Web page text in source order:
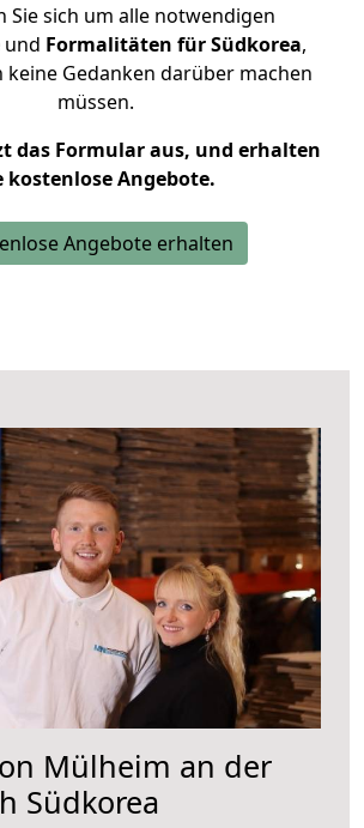
Sie sich um alle notwendigen
und Formalitäten für Südkorea,
keine Gedanken darüber machen
müssen.
das Formular aus, und erhalten
kostenlose Angebote.
Angebote erhalten
Mülheim an der
Südkorea